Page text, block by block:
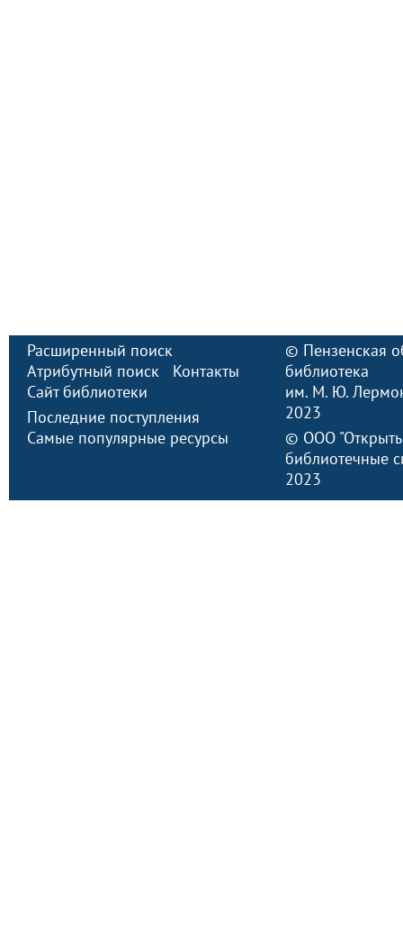
Расширенный поиск
Атрибутный поиск
Контакты
Сайт библиотеки
Последние поступления
Самые популярные ресурсы
© Пензенская
библиотека
им. М. Ю.
2023
© ООО
библиотечные
2023